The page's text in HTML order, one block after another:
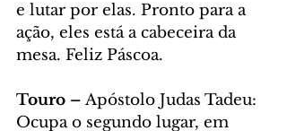
e lutar por elas. Pronto para a
ação, eles está a cabeceira da
mesa. Feliz Páscoa.
Touro – Apóstolo Judas Tadeu:
Ocupa o segundo lugar, em